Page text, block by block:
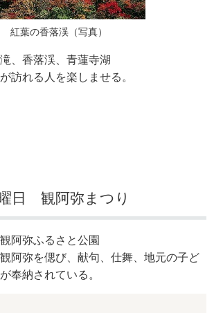
紅葉の香落渓（写真）
、香落渓、青蓮寺湖
訪れる人を楽しませる。
日 観阿弥まつり
阿弥ふるさと公園
阿弥を偲び、献句、仕舞、地元の子ど
奉納されている。